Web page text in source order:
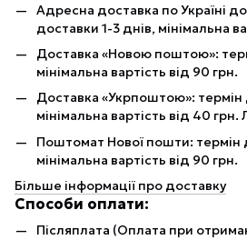
Адресна доставка по Україні
доставки 1-3 днів, мінімальна
Доставка «Новою поштою»:
мінімальна вартість від 90 грн.
Доставка «Укрпоштою»: термін
мінімальна вартість від 40
Поштомат Нової пошти: термін
мінімальна вартість від 90 грн.
Більше інформації про доставку
Способи оплати:
Післяплата (Оплата при